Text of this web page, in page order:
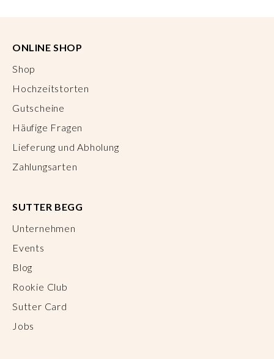
ONLINE SHOP
Shop
Hochzeitstorten
Gutscheine
Häufige Fragen
Lieferung und Abholung
Zahlungsarten
SUTTER BEGG
Unternehmen
Events
Blog
Rookie Club
Sutter Card
Jobs